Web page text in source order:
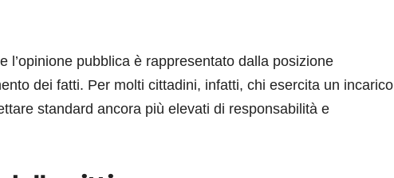
l’opinione pubblica è rappresentato dalla posizione
dei fatti. Per molti cittadini, infatti, chi esercita un incarico
standard ancora più elevati di responsabilità e